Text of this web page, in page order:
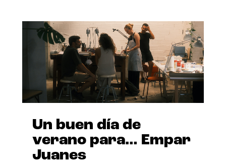
Un buen día de
verano para… Empar
Juanes